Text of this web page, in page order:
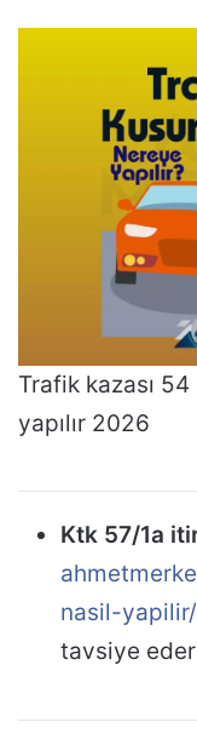
Trafik kazası 54
yapılır 2026
Ktk 57/1a
nasil-yapilir/
tavsiye